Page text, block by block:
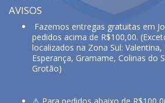
AVISOS
Fazemos entregas gratuitas em
pedidos acima de R$100,00.
localizados na Zona Sul:
Esperança, Gramame, Colinas do
Grotão)